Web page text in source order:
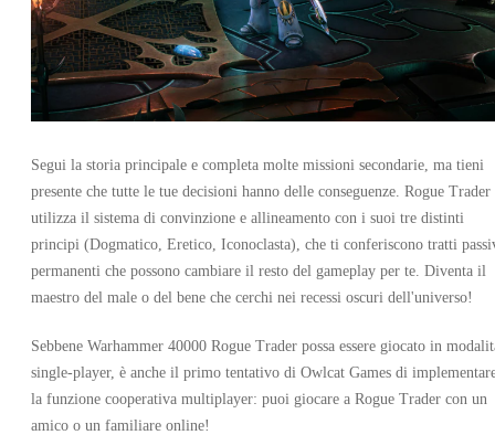
Segui la storia principale e completa molte missioni secondarie, ma tieni
presente che tutte le tue decisioni hanno delle conseguenze. Rogue Trader
utilizza il sistema di convinzione e allineamento con i suoi tre distinti
principi (Dogmatico, Eretico, Iconoclasta), che ti conferiscono tratti
permanenti che possono cambiare il resto del gameplay per te. Diventa il
maestro del male o del bene che cerchi nei recessi oscuri dell'universo!
Sebbene Warhammer 40000 Rogue Trader possa essere giocato in
single-player, è anche il primo tentativo di Owlcat Games di
la funzione cooperativa multiplayer: puoi giocare a Rogue Trader con un
amico o un familiare online!